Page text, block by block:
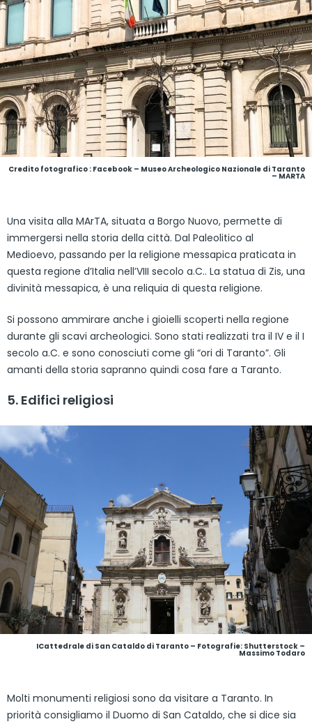
Credito fotografico : Facebook – Museo Archeologico Nazionale di Taranto
– MARTA
Una visita alla MArTA, situata a Borgo Nuovo, permette di
immergersi nella storia della città. Dal Paleolitico al
Medioevo, passando per la religione messapica praticata in
questa regione d’Italia nell’VIII secolo a.C.. La statua di Zis, una
divinità messapica, è una reliquia di questa religione.
Si possono ammirare anche i gioielli scoperti nella regione
durante gli scavi archeologici. Sono stati realizzati tra il IV e il I
secolo a.C. e sono conosciuti come gli “ori di Taranto”. Gli
amanti della storia sapranno quindi cosa fare a Taranto.
5. Edifici religiosi
ICattedrale di San Cataldo di Taranto – Fotografie: Shutterstock –
Massimo Todaro
Molti monumenti religiosi sono da visitare a Taranto. In
priorità consigliamo il Duomo di San Cataldo, che si dice sia